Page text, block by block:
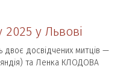
у Львові
двоє досвідчених митців —
та Ленка КЛОДОВА